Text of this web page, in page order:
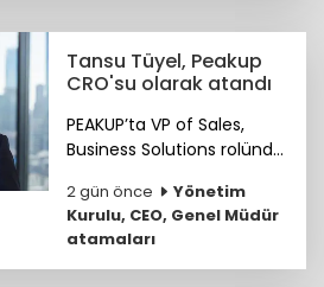
buluşturuyor.
Tansu Tüyel, Peakup
CRO'su olarak atandı
PEAKUP’ta VP of Sales,
Business Solutions rolünde
Tansu Tüyel, bundan
sonra görevine Chief
Revenue Officer (CRO)
olarak devam edecek.
2 gün önce
Yönetim
Kurulu, CEO, Genel Müdür
atamaları